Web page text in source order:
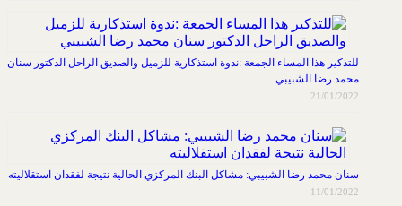
للتذكير هذا المساء الجمعة :ندوة استذكارية للزميل والصديق الراحل الدكتور سنان
محمد رضا الشبيبي
21/01/2022
سنان محمد رضا الشبيبي: مشاكل البنك المركزي الحالية نتيجة لفقدان استقلاليته
11/01/2022